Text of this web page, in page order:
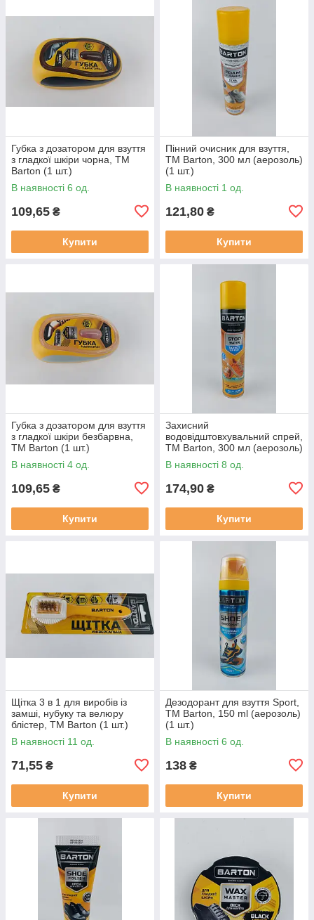
Губка з дозатором для взуття
з гладкої шкіри чорна, ТМ
Barton (1 шт.)
В наявності 6 од.
109,65 ₴
Купити
Пінний очисник для взуття,
ТМ Barton, 300 мл (аерозоль)
(1 шт.)
В наявності 1 од.
121,80 ₴
Купити
Губка з дозатором для взуття
з гладкої шкіри безбарвна,
ТМ Barton (1 шт.)
В наявності 4 од.
109,65 ₴
Купити
Захисний
водовідштовхувальний спрей,
ТМ Barton, 300 мл (аерозоль)
(1 шт.)
В наявності 8 од.
174,90 ₴
Купити
Щітка 3 в 1 для виробів із
замші, нубуку та велюру
блістер, ТМ Barton (1 шт.)
В наявності 11 од.
71,55 ₴
Купити
Дезодорант для взуття Sport,
TM Barton, 150 ml (аерозоль)
(1 шт.)
В наявності 6 од.
138 ₴
Купити